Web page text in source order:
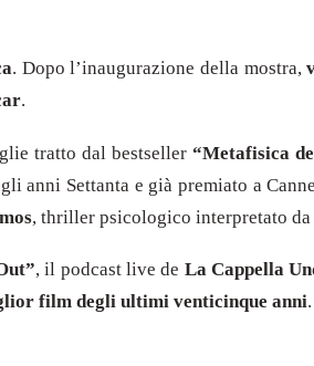
. Dopo l’inaugurazione della mostra,
.
tratto dal bestseller“Metafisica
anni Settanta e già premiato a
, thriller psicologico interpretato da
, il podcast live de La Cappella
film degli ultimi venticinque anni.